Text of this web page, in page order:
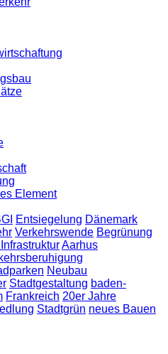
Element
Entsiegelung Dänemark
Verkehrswende Begrünung
Aarhus
Neubau
Stadtgestaltung baden-
Frankreich 20er Jahre
Stadtgrün neues Bauen